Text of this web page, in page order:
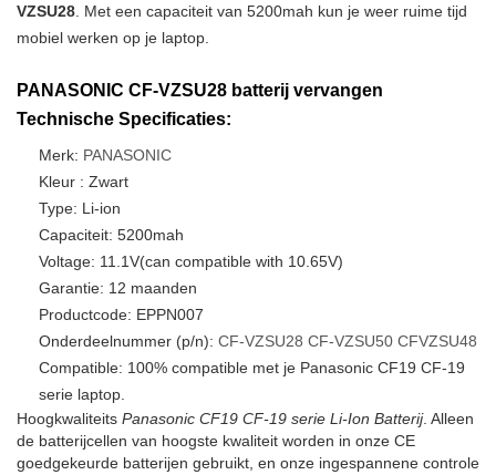
VZSU28 . Met een capaciteit van 5200mah kun je weer ruime tijd
mobiel werken op je laptop.
PANASONIC CF-VZSU28 batterij vervangen
Technische Specificaties:
Merk: PANASONIC
Kleur : Zwart
Type: Li-ion
Capaciteit: 5200mah
Voltage: 11.1V(can compatible with 10.65V)
Garantie: 12 maanden
Productcode: EPPN007
Onderdeelnummer (p/n): CF-VZSU28 CF-VZSU50 CFVZSU48
Compatible: 100% compatible met je Panasonic CF19 CF-19
serie laptop.
Hoogkwaliteits Panasonic CF19 CF-19 serie Li-Ion Batterij. Alleen
de batterijcellen van hoogste kwaliteit worden in onze CE
goedgekeurde batterijen gebruikt, en onze ingespannene controle